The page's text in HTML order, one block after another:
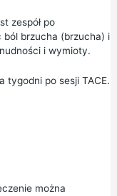
zespół po
brzucha (brzucha) i
i wymioty.
tygodni po sesji TACE.
można